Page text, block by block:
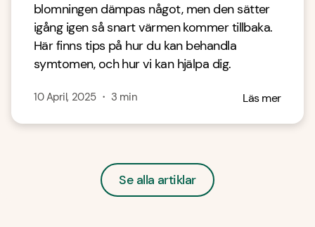
blomningen dämpas något, men den sätter
igång igen så snart värmen kommer tillbaka.
Här finns tips på hur du kan behandla
symtomen, och hur vi kan hjälpa dig.
10 April, 2025・ 3 min Läs mer
Se alla artiklar